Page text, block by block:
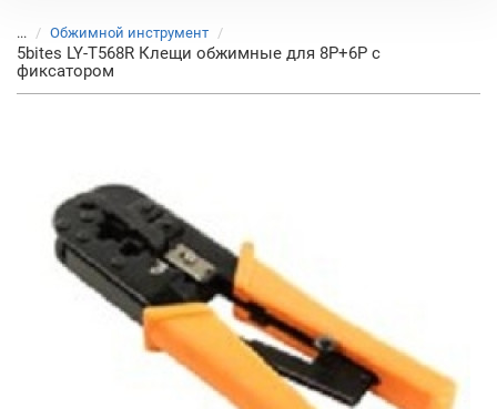
... Обжимной инструмент
5bites LY-T568R Клещи обжимные для 8P+6P с
фиксатором